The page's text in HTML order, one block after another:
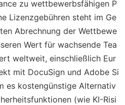
zu wettbewerbsfähigen P
Lizenzgebühren steht im Ge
Abrechnung der Wettbewe
Wert für wachsende Tea
weltweit, einschließlich Eur
mit DocuSign und Adobe Si
es kostengünstige Alternativ
(wie KI-Risi